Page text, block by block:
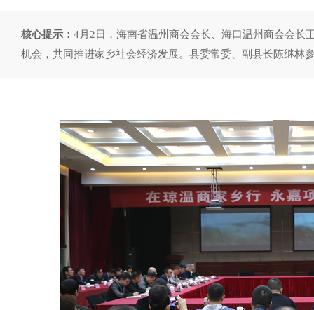
核心提示： 4月2日，海南省温州商会会长、海口温州商会会长
机会，共同推进家乡社会经济发展。县委常委、副县长陈继林